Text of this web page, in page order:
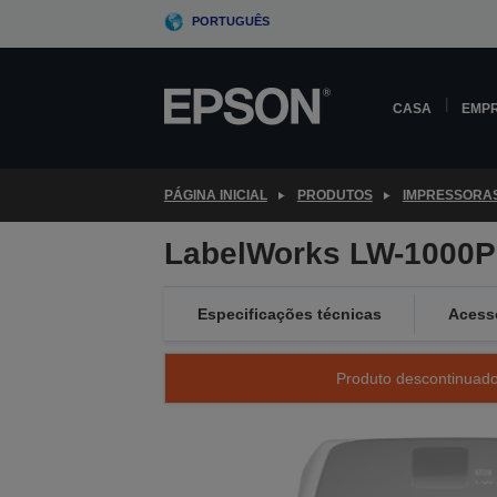
PORTUGUÊS
CASA
PÁGINA INICIAL PRODUTOS
LabelWorks LW-
Especificações técnicas
Produto